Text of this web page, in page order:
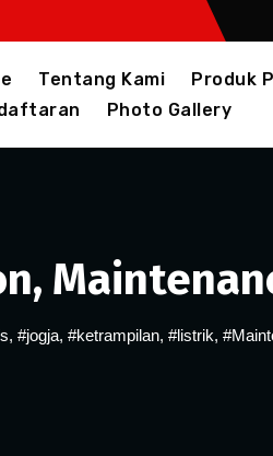
Tentang Kami Produk
Photo Gallery
, #jogja, #ketrampilan, #listrik,